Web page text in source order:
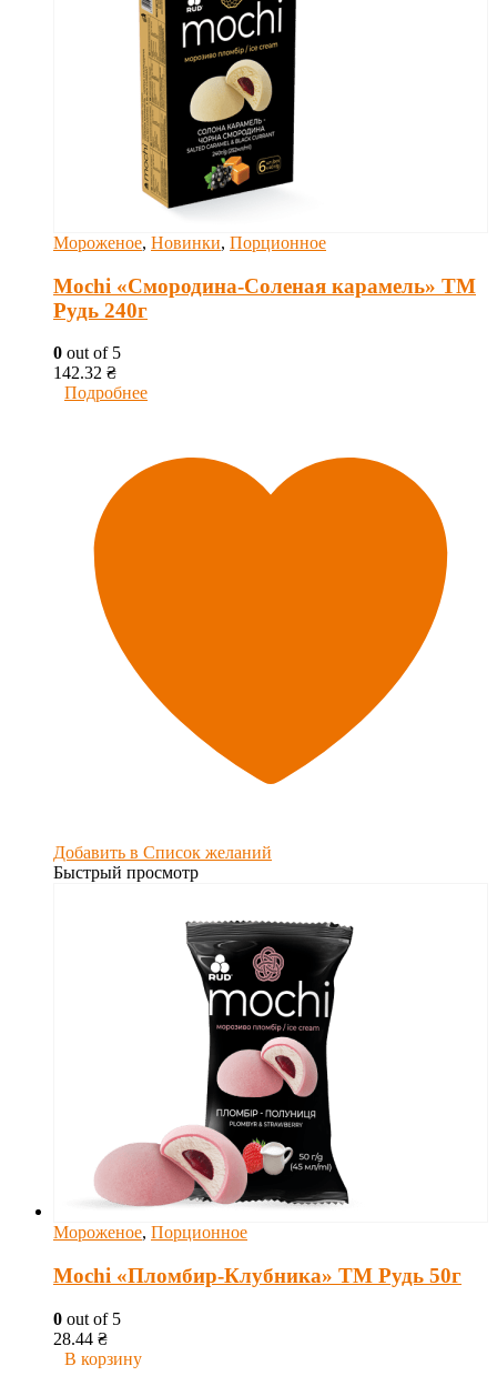
Мороженое, Новинки, Порционное
Mochi «Смородина-Соленая карамель» ТМ
Рудь 240г
0 out of 5
142.32 ₴
Подробнее
Добавить в Список желаний
Быстрый просмотр
Мороженое, Порционное
Mochi «Пломбир-Клубника» ТМ Рудь 50г
0 out of 5
28.44 ₴
В корзину